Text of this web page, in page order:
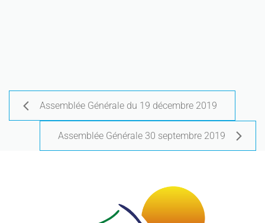
Assemblée Générale du 19 décembre 2019
Assemblée Générale 30 septembre 2019